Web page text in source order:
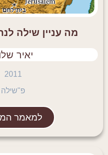
מה עניין שילה
יאיר
2011
פ"שילה
למאמר